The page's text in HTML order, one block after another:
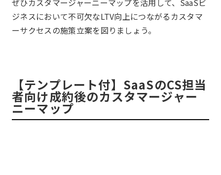
ぜひカスタマージャーニーマップを活用して、SaaSビ
ジネスにおいて不可欠なLTV向上につながるカスタマ
ーサクセスの施策立案を図りましょう。
【テンプレート付】SaaSのCS担当
者向け成約後のカスタマージャー
ニーマップ